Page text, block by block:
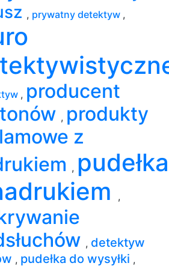
, prywatny detektyw ,
, producent
, produkty
z
, pudełka
,
, detektyw
, pudełka do wysyłki ,